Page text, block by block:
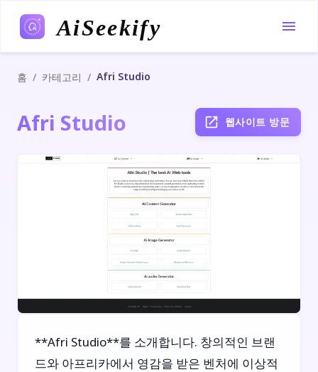
AiSeekify
홈 / 카테고리 / Afri Studio
Afri Studio 웹사이트 방문
**Afri Studio**를 소개합니다. 창의적인 브랜
드와 아프리카에서 영감을 받은 벤처에 이상적